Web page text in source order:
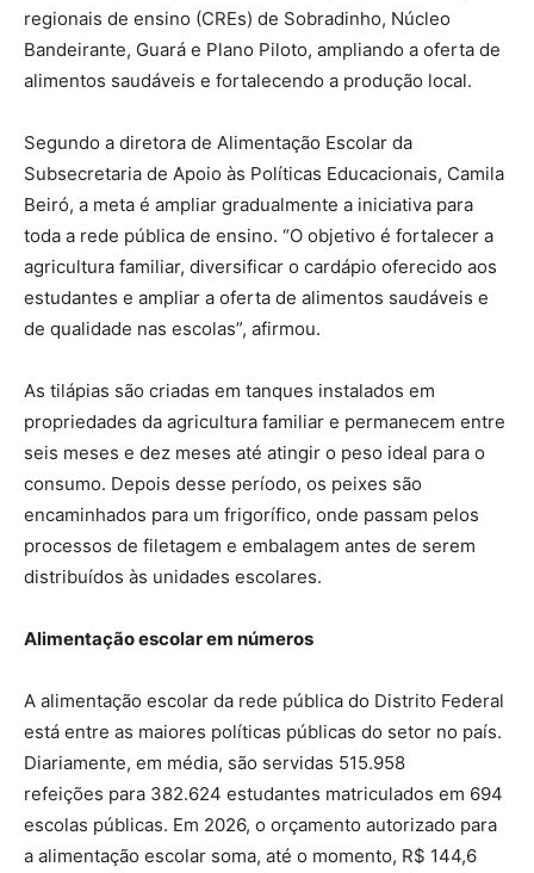
regionais de ensino (CREs) de Sobradinho, Núcleo
Bandeirante, Guará e Plano Piloto, ampliando a oferta de
alimentos saudáveis e fortalecendo a produção local.
Segundo a diretora de Alimentação Escolar da
Subsecretaria de Apoio às Políticas Educacionais, Camila
Beiró, a meta é ampliar gradualmente a iniciativa para
toda a rede pública de ensino. “O objetivo é fortalecer a
agricultura familiar, diversificar o cardápio oferecido aos
estudantes e ampliar a oferta de alimentos saudáveis e
de qualidade nas escolas”, afirmou.
As tilápias são criadas em tanques instalados em
propriedades da agricultura familiar e permanecem entre
seis meses e dez meses até atingir o peso ideal para o
consumo. Depois desse período, os peixes são
encaminhados para um frigorífico, onde passam pelos
processos de filetagem e embalagem antes de serem
distribuídos às unidades escolares.
Alimentação escolar em números
A alimentação escolar da rede pública do Distrito Federal
está entre as maiores políticas públicas do setor no país.
Diariamente, em média, são servidas 515.958
refeições para 382.624 estudantes matriculados em 694
escolas públicas. Em 2026, o orçamento autorizado para
a alimentação escolar soma, até o momento, R$ 144,6